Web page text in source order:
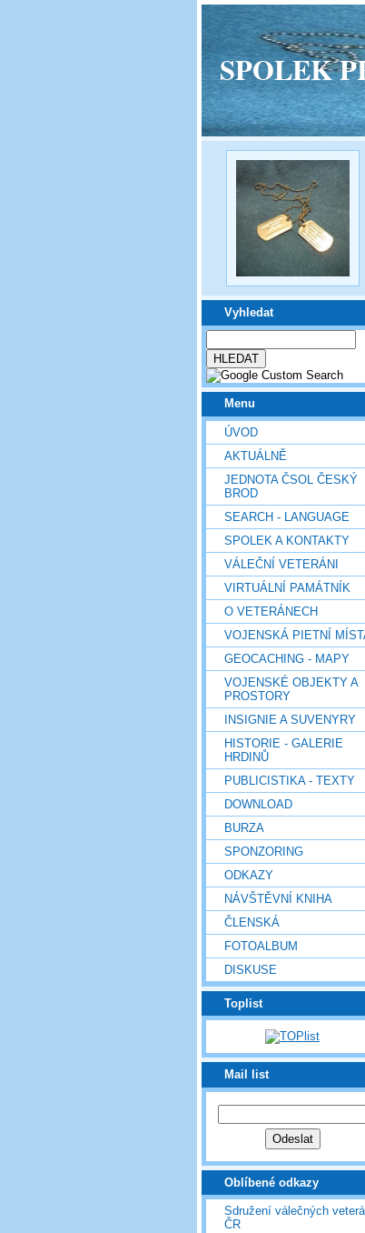
SPOLEK
Vyhledat
Menu
ÚVOD
AKTUÁLNĚ
JEDNOTA ČSOL ČESKÝ
BROD
SEARCH - LANGUAGE
SPOLEK A KONTAKTY
VÁLEČNÍ VETERÁNI
VIRTUÁLNÍ PAMÁTNÍK
O VETERÁNECH
VOJENSKÁ PIETNÍ
GEOCACHING - MAPY
VOJENSKÉ OBJEKTY A
PROSTORY
INSIGNIE A SUVENYRY
HISTORIE - GALERIE
HRDINŮ
PUBLICISTIKA - TEXTY
DOWNLOAD
BURZA
SPONZORING
ODKAZY
NÁVŠTĚVNÍ KNIHA
ČLENSKÁ
FOTOALBUM
DISKUSE
Toplist
Mail list
Oblíbené odkazy
Sdružení válečných
ČR